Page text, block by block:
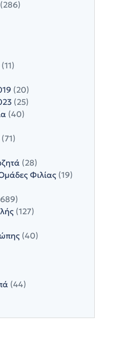
(20)
(25)
(40)
(71)
(28)
Φιλίας(19)
(127)
(40)
(44)